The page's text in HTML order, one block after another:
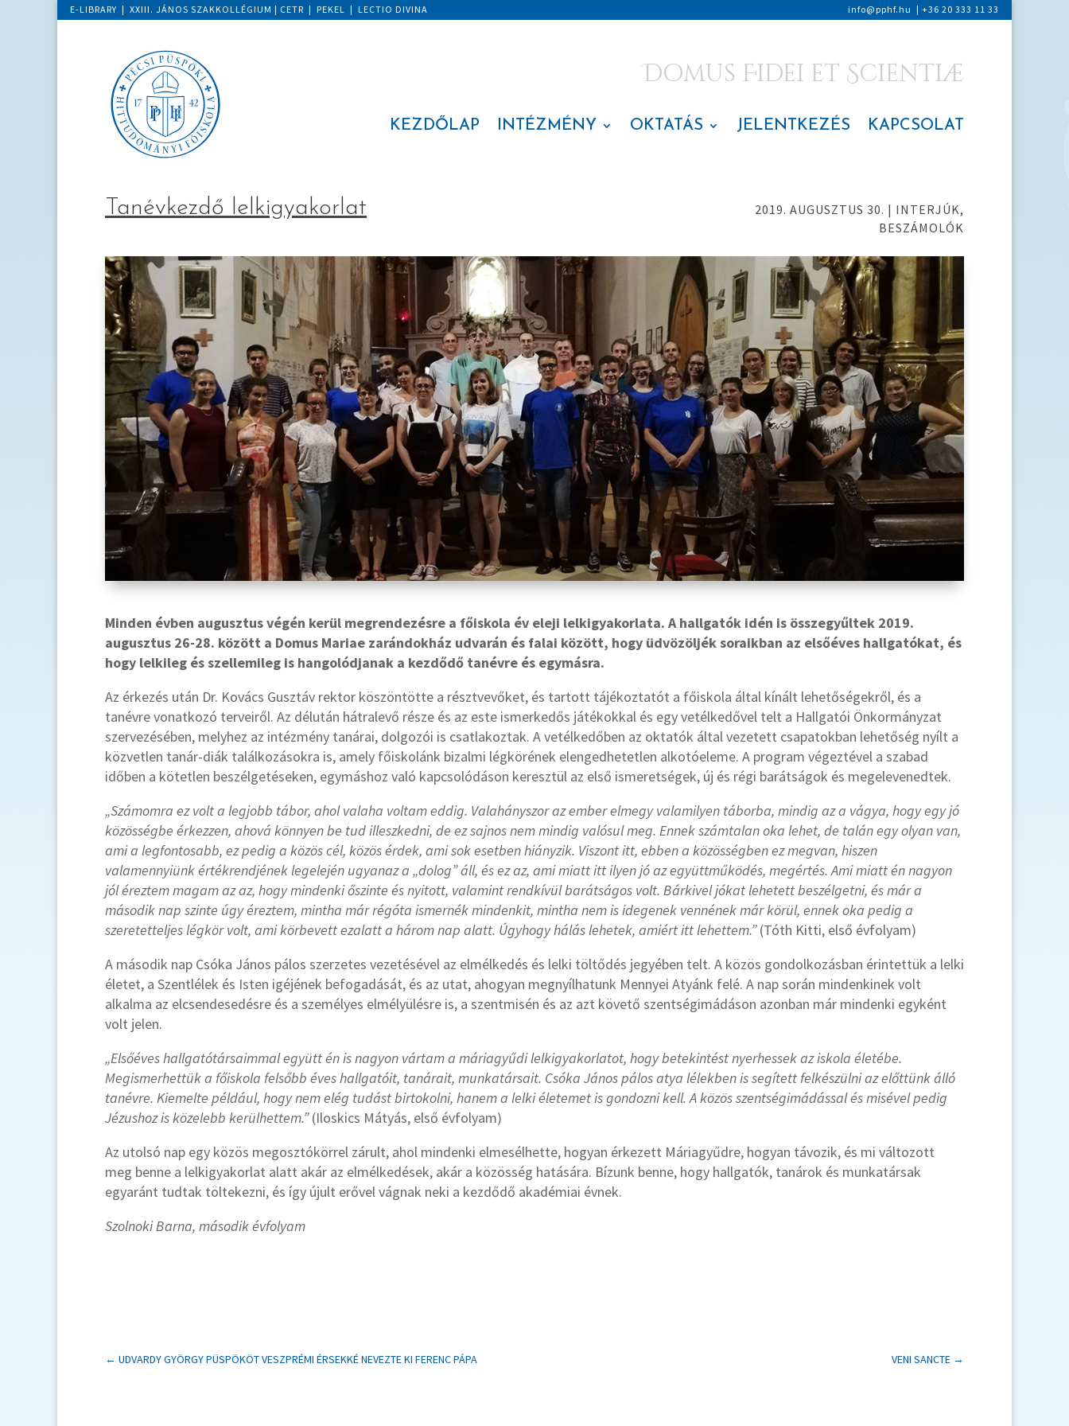
E-LIBRARY | XXIII. JÁNOS SZAKKOLLÉGIUM | CETR | PEKEL | LECTIO DIVINA info@pphf.hu | +36 20 333 11 33
Domus Fidei et Scientiæ
KEZDŐLAP INTÉZMÉNY OKTATÁS JELENTKEZÉS KAPCSOLAT
Tanévkezdő lelkigyakorlat 2019. AUGUSZTUS 30. | INTERJÚK,
BESZÁMOLÓK
Minden évben augusztus végén kerül megrendezésre a főiskola év eleji lelkigyakorlata. A hallgatók idén is összegyűltek 2019.
augusztus 26-28. között a Domus Mariae zarándokház udvarán és falai között, hogy üdvözöljék soraikban az elsőéves hallgatókat, és
hogy lelkileg és szellemileg is hangolódjanak a kezdődő tanévre és egymásra.
Az érkezés után Dr. Kovács Gusztáv rektor köszöntötte a résztvevőket, és tartott tájékoztatót a főiskola által kínált lehetőségekről, és a
tanévre vonatkozó terveiről. Az délután hátralevő része és az este ismerkedős játékokkal és egy vetélkedővel telt a Hallgatói Önkormányzat
szervezésében, melyhez az intézmény tanárai, dolgozói is csatlakoztak. A vetélkedőben az oktatók által vezetett csapatokban lehetőség nyílt a
közvetlen tanár-diák találkozásokra is, amely főiskolánk bizalmi légkörének elengedhetetlen alkotóeleme. A program végeztével a szabad
időben a kötetlen beszélgetéseken, egymáshoz való kapcsolódáson keresztül az első ismeretségek, új és régi barátságok és megelevenedtek.
„Számomra ez volt a legjobb tábor, ahol valaha voltam eddig. Valahányszor az ember elmegy valamilyen táborba, mindig az a vágya, hogy egy jó
közösségbe érkezzen, ahová könnyen be tud illeszkedni, de ez sajnos nem mindig valósul meg. Ennek számtalan oka lehet, de talán egy olyan van,
ami a legfontosabb, ez pedig a közös cél, közös érdek, ami sok esetben hiányzik. Viszont itt, ebben a közösségben ez megvan, hiszen
valamennyiünk értékrendjének legelején ugyanaz a „dolog” áll, és ez az, ami miatt itt ilyen jó az együttműködés, megértés. Ami miatt én nagyon
jól éreztem magam az az, hogy mindenki őszinte és nyitott, valamint rendkívül barátságos volt. Bárkivel jókat lehetett beszélgetni, és már a
második nap szinte úgy éreztem, mintha már régóta ismernék mindenkit, mintha nem is idegenek vennének már körül, ennek oka pedig a
szeretetteljes légkör volt, ami körbevett ezalatt a három nap alatt. Úgyhogy hálás lehetek, amiért itt lehettem.”(Tóth Kitti, első évfolyam)
A második nap Csóka János pálos szerzetes vezetésével az elmélkedés és lelki töltődés jegyében telt. A közös gondolkozásban érintettük a lelki
életet, a Szentlélek és Isten igéjének befogadását, és az utat, ahogyan megnyílhatunk Mennyei Atyánk felé. A nap során mindenkinek volt
alkalma az elcsendesedésre és a személyes elmélyülésre is, a szentmisén és az azt követő szentségimádáson azonban már mindenki egyként
volt jelen.
„Elsőéves hallgatótársaimmal együtt én is nagyon vártam a máriagyűdi lelkigyakorlatot, hogy betekintést nyerhessek az iskola életébe.
Megismerhettük a főiskola felsőbb éves hallgatóit, tanárait, munkatársait. Csóka János pálos atya lélekben is segített felkészülni az előttünk álló
tanévre. Kiemelte például, hogy nem elég tudást birtokolni, hanem a lelki életemet is gondozni kell. A közös szentségimádással és misével pedig
Jézushoz is közelebb kerülhettem.”(Iloskics Mátyás, első évfolyam)
Az utolsó nap egy közös megosztókörrel zárult, ahol mindenki elmesélhette, hogyan érkezett Máriagyűdre, hogyan távozik, és mi változott
meg benne a lelkigyakorlat alatt akár az elmélkedések, akár a közösség hatására. Bízunk benne, hogy hallgatók, tanárok és munkatársak
egyaránt tudtak töltekezni, és így újult erővel vágnak neki a kezdődő akadémiai évnek.
Szolnoki Barna, második évfolyam
← UDVARDY GYÖRGY PÜSPÖKÖT VESZPRÉMI ÉRSEKKÉ NEVEZTE KI FERENC PÁPA VENI SANCTE →